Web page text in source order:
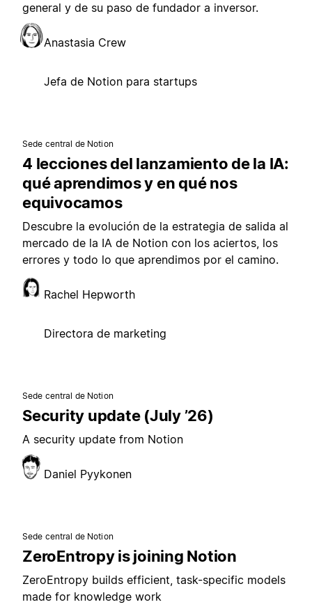
general y de su paso de fundador a inversor.
Anastasia Crew
Jefa de Notion para startups
Sede central de Notion
4 lecciones del lanzamiento de la IA:
qué aprendimos y en qué nos
equivocamos
Descubre la evolución de la estrategia de salida al
mercado de la IA de Notion con los aciertos, los
errores y todo lo que aprendimos por el camino.
Rachel Hepworth
Directora de marketing
Sede central de Notion
Security update (July ’26)
A security update from Notion
Daniel Pyykonen
Sede central de Notion
ZeroEntropy is joining Notion
ZeroEntropy builds efficient, task-specific models
made for knowledge work